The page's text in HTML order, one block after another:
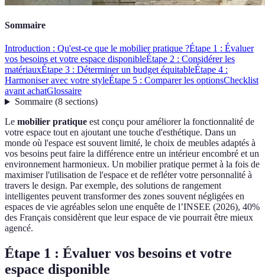
Sommaire
Introduction : Qu'est-ce que le mobilier pratique ?Étape 1 : Évaluer
vos besoins et votre espace disponibleÉtape 2 : Considérer les
matériauxÉtape 3 : Déterminer un budget équitableÉtape 4 :
Harmoniser avec votre styleÉtape 5 : Comparer les optionsChecklist
avant achatGlossaire
Sommaire(8 sections)
Le mobilier pratique est conçu pour améliorer la fonctionnalité de
votre espace tout en ajoutant une touche d'esthétique. Dans un
monde où l'espace est souvent limité, le choix de meubles adaptés à
vos besoins peut faire la différence entre un intérieur encombré et un
environnement harmonieux. Un mobilier pratique permet à la fois de
maximiser l'utilisation de l'espace et de refléter votre personnalité à
travers le design. Par exemple, des solutions de rangement
intelligentes peuvent transformer des zones souvent négligées en
espaces de vie agréables selon une enquête de l’INSEE (2026), 40%
des Français considèrent que leur espace de vie pourrait être mieux
agencé.
Étape 1 : Évaluer vos besoins et votre
espace disponible